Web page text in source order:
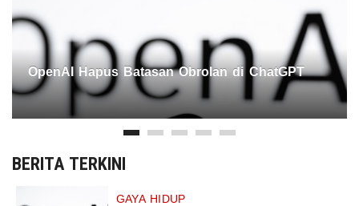
OpenAI Hapus Batasan Obrolan di ChatGPT
BERITA TERKINI
GAYA HIDUP